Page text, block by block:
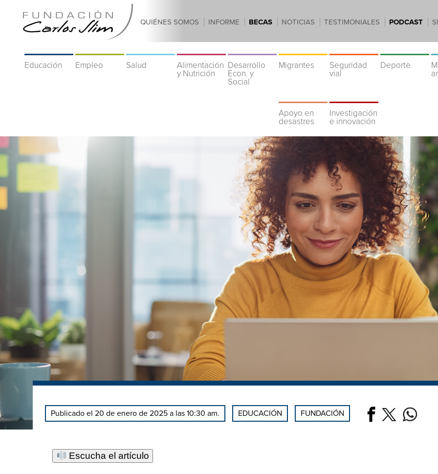
QUIÉNES SOMOS INFORME BECAS NOTICIAS TESTIMONIALES PODCAST
Educación Empleo Salud
Alimentación
y Nutrición
Desarrollo
Econ. y
Social
Migrantes
Seguridad
vial
Deporte
Apoyo en
desastres
Investigación
e innovación
Publicado el 20 de enero de 2025 a las 10:30 am. EDUCACIÓN FUNDACIÓN
Escucha el artículo